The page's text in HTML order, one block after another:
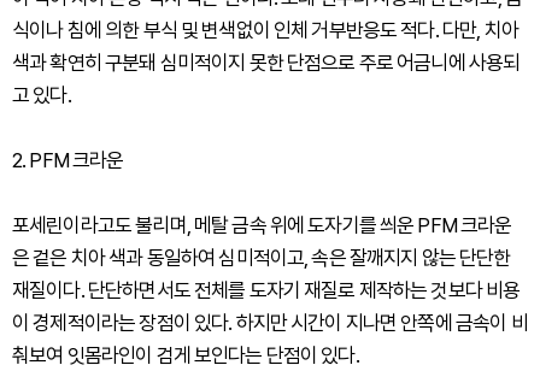
식이나 침에 의한 부식 및 변색없이 인체 거부반응도 적다. 다만, 치아
색과 확연히 구분돼 심미적이지 못한 단점으로 주로 어금니에 사용되
고 있다.
2. PFM 크라운
포세린이라고도 불리며, 메탈 금속 위에 도자기를 씌운 PFM 크라운
은 겉은 치아 색과 동일하여 심미적이고, 속은 잘깨지지 않는 단단한
재질이다. 단단하면서도 전체를 도자기 재질로 제작하는 것보다 비용
이 경제적이라는 장점이 있다. 하지만 시간이 지나면 안쪽에 금속이 비
춰보여 잇몸라인이 검게 보인다는 단점이 있다.